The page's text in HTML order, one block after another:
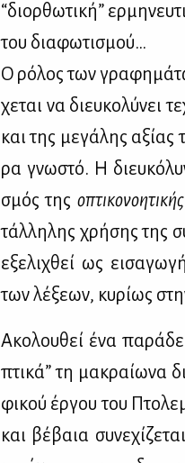
“διορ­θω­τι­κή”
του δια­φω­τι­σμού…
Ο ρό­λος των
χε­ται να διευ­κο­λύ­νει
και της με­γά­λης
ρα γνω­στό. Η
σμός της
τάλ­λη­λης χρή­σης της
εξε­λι­χθεί ως
των λέ­ξε­ων, κυ­ρί­ως
Ακο­λου­θεί ένα
πτι­κά” τη μα­κραί­ω­να
φι­κού έρ­γου του
και βέ­βαια